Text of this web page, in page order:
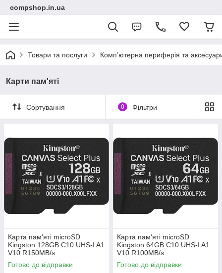
compshop.in.ua
Товари та послуги Комп’ютерна периферія та
Карти пам'яті
Сортування 0 Фільтри
Карта пам'яті microSD
Kingston 128GB C10 UHS-I A1
V10 R150MB/s
(SDCS3/128GBSP) (код
152457)
Готово до відправки
Карта пам'яті microSD
Kingston 64GB C10 UHS-I A1
V10 R100MB/s
(SDCS3/64GBSP) (код
152453)
Готово до відправки